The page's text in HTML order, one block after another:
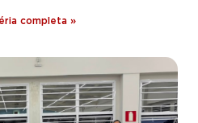
completa »